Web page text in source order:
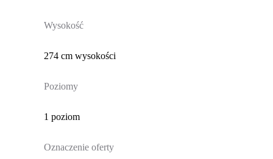
Wysokość
274 cm wysokości
Poziomy
1 poziom
Oznaczenie oferty